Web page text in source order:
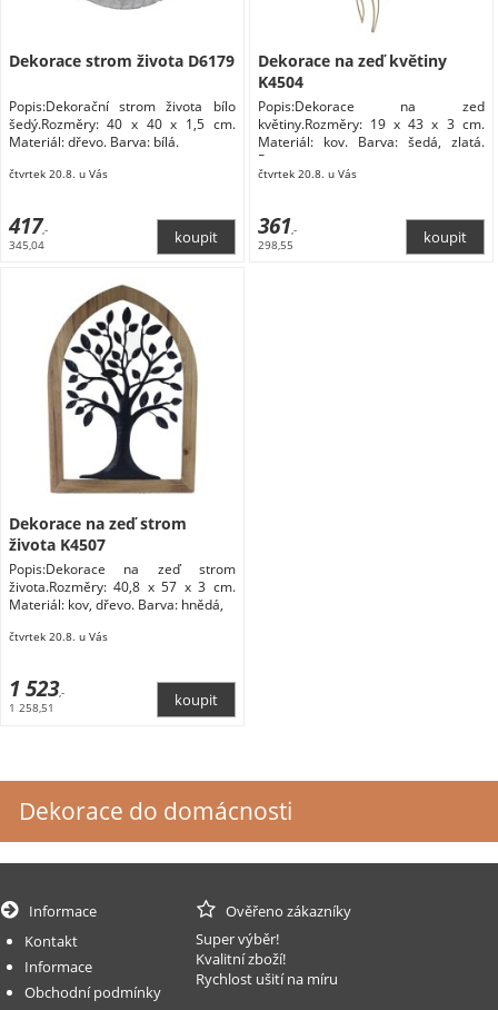
Dekorace strom života D6179
Popis:Dekorační strom života bílo
šedý.Rozměry: 40 x 40 x 1,5 cm.
Materiál: dřevo. Barva: bílá.
čtvrtek 20.8. u Vás
417,-
345,04
Dekorace na zeď květiny
K4504
Popis:Dekorace na zeď
květiny.Rozměry: 19 x 43 x 3 cm.
Materiál: kov. Barva: šedá, zlatá.
Pouze
čtvrtek 20.8. u Vás
361,-
298,55
Dekorace na zeď strom
života K4507
Popis:Dekorace na zeď strom
života.Rozměry: 40,8 x 57 x 3 cm.
Materiál: kov, dřevo. Barva: hnědá,
čtvrtek 20.8. u Vás
1 523,-
1 258,51
Dekorace do domácnosti
Informace
Kontakt
Informace
Obchodní podmínky
Ověřeno zákazníky
Super výběr!
Kvalitní zboží!
Rychlost ušití na míru